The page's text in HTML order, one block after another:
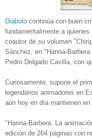
Diábolo continúa con buen
fundamentalmente a
coautor de su volumen
Sánchez, en "Hanna-
Pedro Delgado Cavilla, con
Curiosamente, supone el
legendarios animadores en
aún hoy en día mantienen
"Hanna-Barbera. La
edición de 264 páginas con